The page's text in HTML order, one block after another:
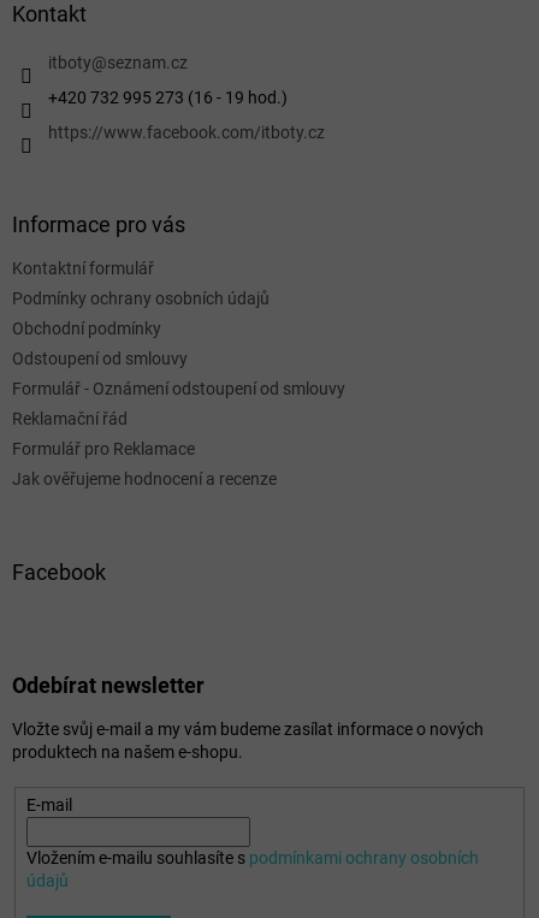
Kontakt
itboty@seznam.cz
+420 732 995 273 (16 - 19 hod.)
https://www.facebook.com/itboty.cz
Informace pro vás
Kontaktní formulář
Podmínky ochrany osobních údajů
Obchodní podmínky
Odstoupení od smlouvy
Formulář - Oznámení odstoupení od smlouvy
Reklamační řád
Formulář pro Reklamace
Jak ověřujeme hodnocení a recenze
Facebook
Odebírat newsletter
Vložte svůj e-mail a my vám budeme zasílat informace o nových
produktech na našem e-shopu.
E-mail
Vložením e-mailu souhlasíte s podmínkami ochrany osobních
údajů